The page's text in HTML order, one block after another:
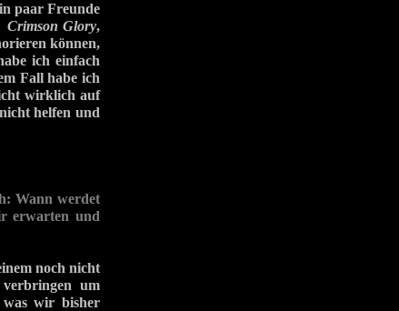
paar Freunde
Crimson Glory,
können,
ich einfach
Fall habe ich
wirklich auf
helfen und
Wann werdet
erwarten und
noch nicht
um
was wir bisher